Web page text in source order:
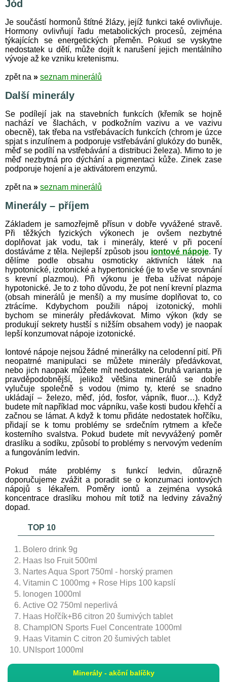
Jód
Je součástí hormonů štítné žlázy, jejíž funkci také ovlivňuje.
Hormony ovlivňují řadu metabolických procesů, zejména
týkajících se energetických přeměn. Pokud se vyskytne
nedostatek u dětí, může dojít k narušení jejich mentálního
vývoje až ke vzniku kretenismu.
zpět na » seznam minerálů
Další minerály
Se podílejí jak na stavebních funkcích (křemík se hojně
nachází ve šlachách, v podkožním vazivu a ve vazivu
obecně), tak třeba na vstřebávacích funkcích (chrom je úzce
spjat s inzulínem a podporuje vstřebávání glukózy do buněk,
měď se podílí na vstřebávání a distribuci železa). Mimo to je
měď nezbytná pro dýchání a pigmentaci kůže. Zinek zase
podporuje hojení a je aktivátorem enzymů.
zpět na » seznam minerálů
Minerály – příjem
Základem je samozřejmě přísun v dobře vyvážené stravě.
Při těžkých fyzických výkonech je ovšem nezbytné
doplňovat jak vodu, tak i minerály, které v při pocení
dostáváme z těla. Nejlepší způsob jsou iontové nápoje. Ty
dělíme podle obsahu osmoticky aktivních látek na
hypotonické, izotonické a hypertonické (je to vše ve srovnání
s krevní plazmou). Při výkonu je třeba užívat nápoje
hypotonické. Je to z toho důvodu, že pot není krevní plazma
(obsah minerálů je menší) a my musíme doplňovat to, co
ztrácíme. Kdybychom použili nápoj izotonický, mohli
bychom se minerály předávkovat. Mimo výkon (kdy se
produkují sekrety hustší s nižším obsahem vody) je naopak
lepší konzumovat nápoje izotonické.
Iontové nápoje nejsou žádné minerálky na celodenní pití. Při
neopatrné manipulaci se můžete minerály předávkovat,
nebo jich naopak můžete mít nedostatek. Druhá varianta je
pravděpodobnější, jelikož většina minerálů se dobře
vylučuje společně s vodou (mimo ty, které se snadno
ukládají – železo, měď, jód, fosfor, vápník, fluor…). Když
budete mít například moc vápníku, vaše kosti budou křehčí a
začnou se lámat. A když k tomu přidáte nedostatek hořčíku,
přidají se k tomu problémy se srdečním rytmem a křeče
kosterního svalstva. Pokud budete mít nevyvážený poměr
draslíku a sodíku, způsobí to problémy s nervovým vedením
a fungováním ledvin.
Pokud máte problémy s funkcí ledvin, důrazně
doporučujeme zvážit a poradit se o konzumaci iontových
nápojů s lékařem. Poměry iontů a zejména vysoká
koncentrace draslíku mohou mít totiž na ledviny závažný
dopad.
TOP 10
Bolero drink 9g
Haas Iso Fruit 500ml
Nartes Aqua Sport 750ml - horský pramen
Vitamin C 1000mg + Rose Hips 100 kapslí
Ionogen 1000ml
Active O2 750ml neperlivá
Haas Hořčík+B6 citron 20 šumivých tablet
ChampION Sports Fuel Concentrate 1000ml
Haas Vitamin C citron 20 šumivých tablet
UNIsport 1000ml